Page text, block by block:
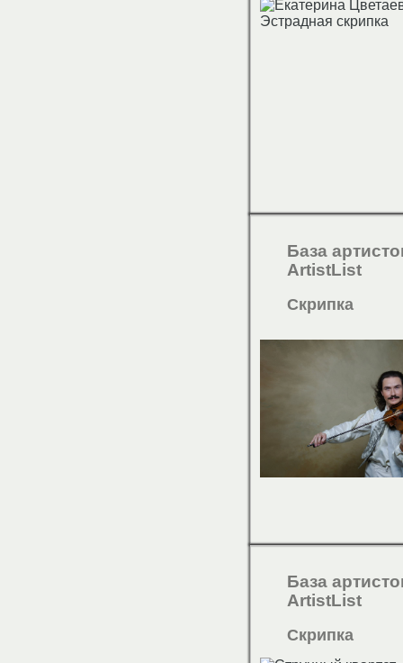
База
ArtistList
Скрипка
База
ArtistList
Скрипка